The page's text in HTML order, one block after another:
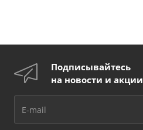
Подписывайтесь
на новости и акции